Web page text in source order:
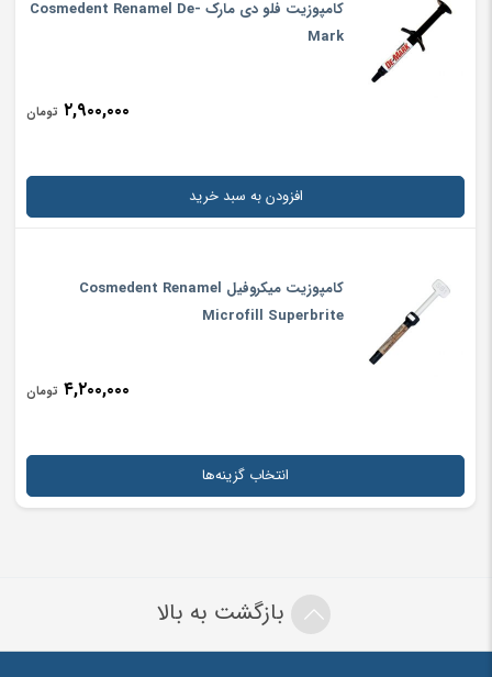
ایمیل*
9
کامپوزیت فلو دی مارک Cosmedent Renamel De-
Mark
۲,۹۰۰,۰۰۰ تومان
افزودن به سبد خرید
کامپوزیت میکروفیل Cosmedent Renamel
Microfill Superbrite
۴,۲۰۰,۰۰۰ تومان
انتخاب گزینه‌ها
بازگشت به بالا